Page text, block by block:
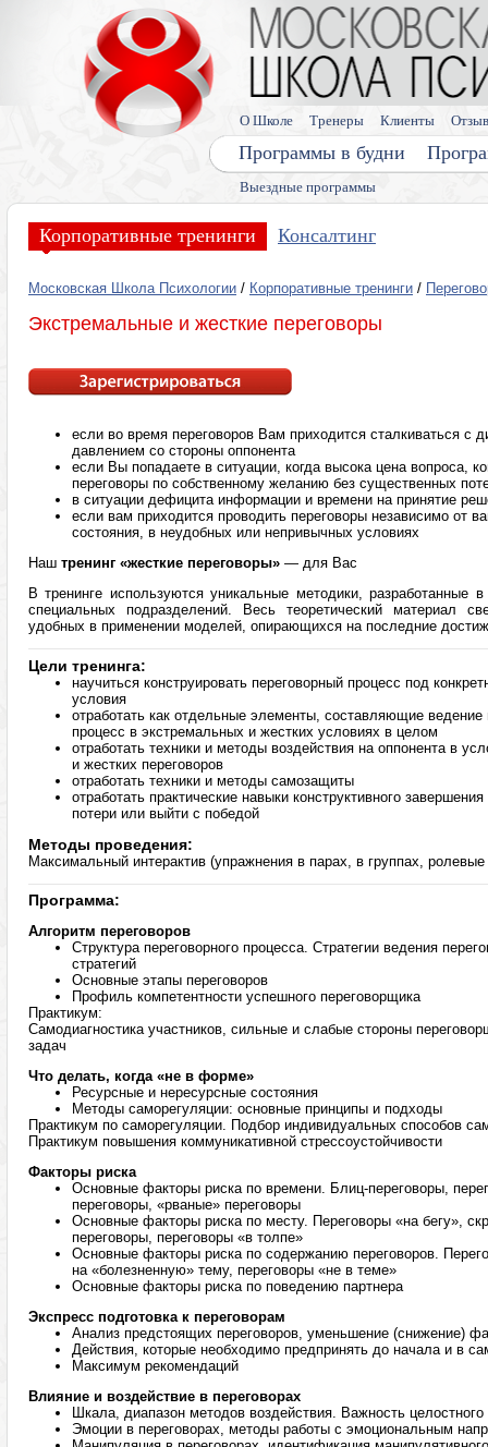
Выездные программы
Программы в будни
О Школе Тренеры Клиенты
Корпоративные тренинги Консалтинг
Московская Школа Психологии / Корпоративные тренинги /
Экстремальные и жесткие переговоры
если во время переговоров Вам приходится сталкиваться с
давлением со стороны оппонента
если Вы попадаете в ситуации, когда высока цена вопроса,
переговоры по собственному желанию без существенных
в ситуации дефицита информации и времени на принятие
если вам приходится проводить переговоры независимо от
состояния, в неудобных или непривычных условиях
Наш тренинг «жесткие переговоры» — для Вас
В тренинге используются уникальные методики, разработанные в
специальных подразделений. Весь теоретический материал
удобных в применении моделей, опирающихся на последние
Цели тренинга:
научиться конструировать переговорный процесс под
условия
отработать как отдельные элементы, составляющие ведение
процесс в экстремальных и жестких условиях в целом
отработать техники и методы воздействия на оппонента в
и жестких переговоров
отработать техники и методы самозащиты
отработать практические навыки конструктивного
потери или выйти с победой
Методы проведения:
Максимальный интерактив (упражнения в парах, в группах,
Программа:
Алгоритм переговоров
Структура переговорного процесса. Стратегии ведения
стратегий
Основные этапы переговоров
Профиль компетентности успешного переговорщика
Практикум:
Самодиагностика участников, сильные и слабые стороны
задач
Что делать, когда «не в форме»
Ресурсные и нересурсные состояния
Методы саморегуляции: основные принципы и подходы
Практикум по саморегуляции. Подбор индивидуальных способов
Практикум повышения коммуникативной стрессоустойчивости
Факторы риска
Основные факторы риска по времени. Блиц-переговоры,
переговоры, «рваные» переговоры
Основные факторы риска по месту. Переговоры «на бегу»,
переговоры, переговоры «в толпе»
Основные факторы риска по содержанию переговоров.
на «болезненную» тему, переговоры «не в теме»
Основные факторы риска по поведению партнера
Экспресс подготовка к переговорам
Анализ предстоящих переговоров, уменьшение (снижение)
Действия, которые необходимо предпринять до начала и в
Максимум рекомендаций
Влияние и воздействие в переговорах
Шкала, диапазон методов воздействия. Важность целостного
Эмоции в переговорах, методы работы с эмоциональным